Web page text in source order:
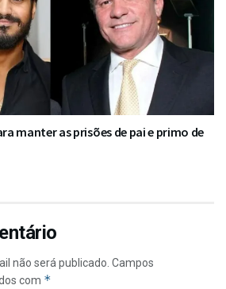
manter as prisões de pai e primo de
não será publicado. Campos
com *